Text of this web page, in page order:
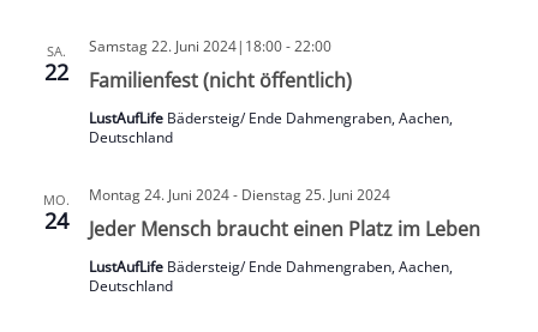
SA.
22 Familienfest (nicht öffentlich)
Samstag 22. Juni 2024|18:00-22:00
LustAufLife Bädersteig/ Ende Dahmengraben, Aachen,
Deutschland
MO.
24 Jeder Mensch braucht einen Platz im Leben
Montag 24. Juni 2024- Dienstag 25. Juni 2024
LustAufLife Bädersteig/ Ende Dahmengraben, Aachen,
Deutschland